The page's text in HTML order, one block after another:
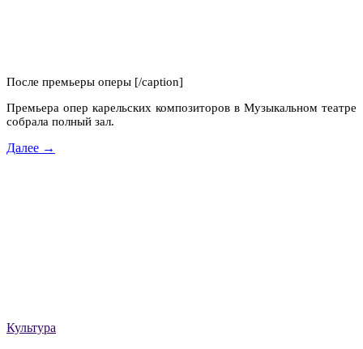
После премьеры оперы [/caption]
Премьера опер карельских композиторов в Музыкальном театре
собрала полный зал.
Далее →
Культура